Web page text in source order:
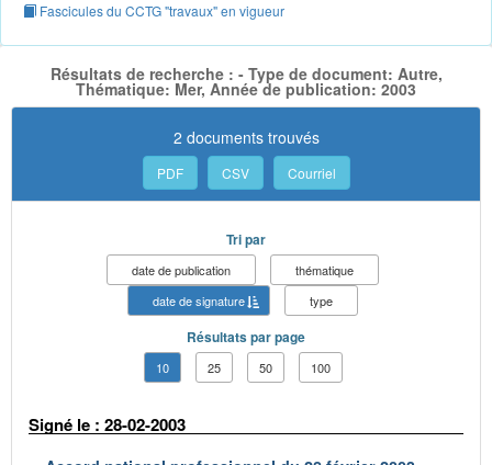
Fascicules du CCTG "travaux" en vigueur
Résultats de recherche : - Type de document: Autre,
Thématique: Mer, Année de publication: 2003
2 documents trouvés
PDF CSV Courriel
Tri par
date de publication
thématique
date de signature
type
Résultats par page
10 25 50 100
Signé le : 28-02-2003